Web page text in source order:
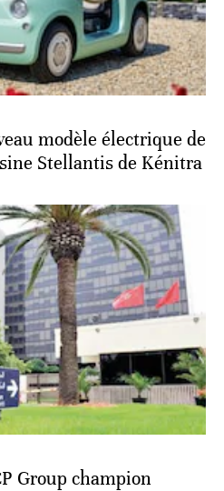
modèle électrique de
Stellantis de Kénitra
Group champion